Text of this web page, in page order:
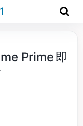
Prime 即